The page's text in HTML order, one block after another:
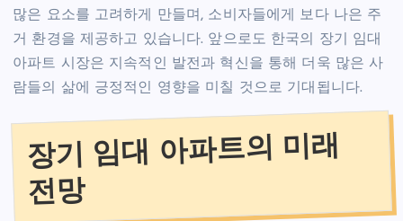
많은 요소를 고려하게 만들며, 소비자들에게 보다 나은 주
거 환경을 제공하고 있습니다. 앞으로도 한국의 장기 임대
아파트 시장은 지속적인 발전과 혁신을 통해 더욱 많은 사
람들의 삶에 긍정적인 영향을 미칠 것으로 기대됩니다.
장기 임대 아파트의 미래
전망